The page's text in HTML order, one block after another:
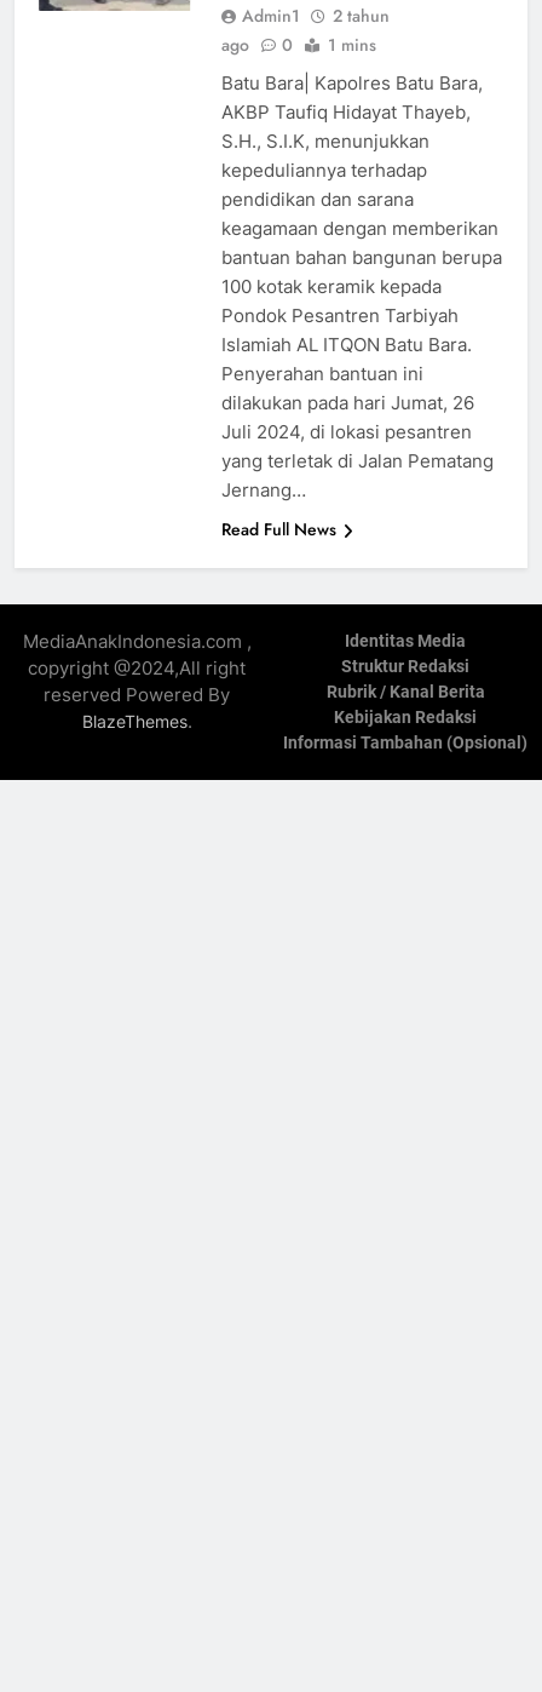
Admin1
2 tahun
ago
0 1 mins
Batu Bara| Kapolres Batu Bara,
AKBP Taufiq Hidayat Thayeb,
S.H., S.I.K, menunjukkan
kepeduliannya terhadap
pendidikan dan sarana
keagamaan dengan memberikan
bantuan bahan bangunan berupa
100 kotak keramik kepada
Pondok Pesantren Tarbiyah
Islamiah AL ITQON Batu Bara.
Penyerahan bantuan ini
dilakukan pada hari Jumat, 26
Juli 2024, di lokasi pesantren
yang terletak di Jalan Pematang
Jernang…
Read Full News
MediaAnakIndonesia.com ,
copyright @2024,All right
reserved Powered By
BlazeThemes.
Identitas Media
Struktur Redaksi
Rubrik / Kanal Berita
Kebijakan Redaksi
Informasi Tambahan (Opsional)